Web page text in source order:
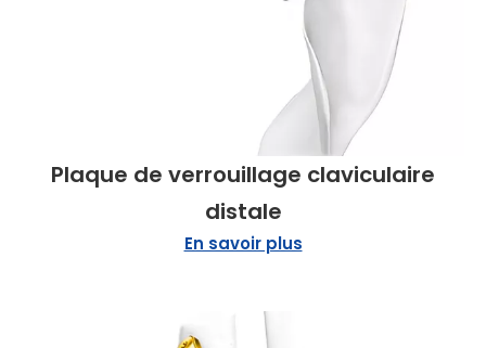
Plaque de verrouillage claviculaire
distale
En savoir plus